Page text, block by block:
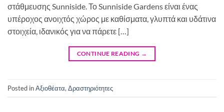
στάθμευσης Sunniside. Το Sunniside Gardens είναι ένας
υπέροχος ανοιχτός χώρος με καθίσματα, γλυπτά και υδάτινα
στοιχεία, ιδανικός για να πάρετε […]
CONTINUE READING →
Posted inΑξιοθέατα, Δραστηριότητες